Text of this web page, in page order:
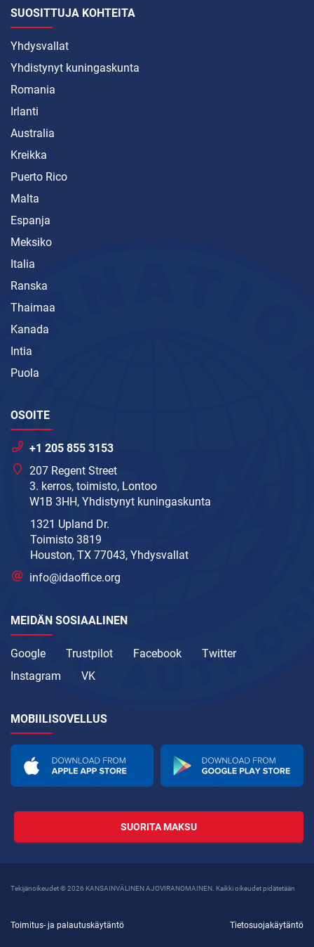
SUOSITTUJA KOHTEITA
Yhdysvallat
Yhdistynyt kuningaskunta
Romania
Irlanti
Australia
Kreikka
Puerto Rico
Malta
Espanja
Meksiko
Italia
Ranska
Thaimaa
Kanada
Intia
Puola
OSOITE
+1 205 855 3153
207 Regent Street
3. kerros, toimisto, Lontoo
W1B 3HH, Yhdistynyt kuningaskunta
1321 Upland Dr.
Toimisto 3819
Houston, TX 77043, Yhdysvallat
info@idaoffice.org
MEIDÄN SOSIAALINEN
Google Trustpilot Facebook
Twitter
Instagram
VK
MOBIILISOVELLUS
SUORITA MAKSU
Tekijänoikeudet © 2026 KANSAINVÄLINEN AJOVIRANOMAINEN. Kaikki oikeudet pidätetään
Toimitus- ja palautuskäytäntö Tietosuojakäytäntö